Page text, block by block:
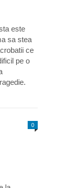
este
sa stea
ce
pe o
0